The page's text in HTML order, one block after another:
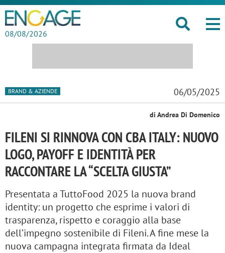
08/08/2026
BRAND & AZIENDE 06/05/2025
di Andrea Di Domenico
FILENI SI RINNOVA CON CBA ITALY: NUOVO
LOGO, PAYOFF E IDENTITÀ PER
RACCONTARE LA “SCELTA GIUSTA”
Presentata a TuttoFood 2025 la nuova brand
identity: un progetto che esprime i valori di
trasparenza, rispetto e coraggio alla base
dell’impegno sostenibile di Fileni. A fine mese la
nuova campagna integrata firmata da Ideal